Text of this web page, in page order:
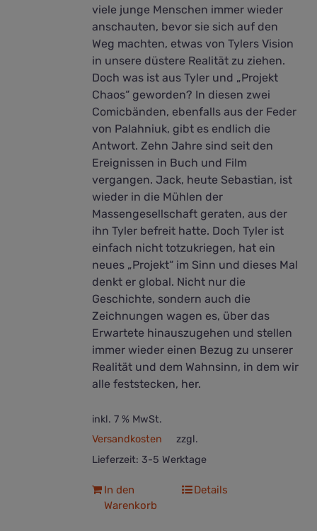
viele junge Menschen immer wieder
anschauten, bevor sie sich auf den
Weg machten, etwas von Tylers Vision
in unsere düstere Realität zu ziehen.
Doch was ist aus Tyler und „Projekt
Chaos“ geworden? In diesen zwei
Comicbänden, ebenfalls aus der Feder
von Palahniuk, gibt es endlich die
Antwort. Zehn Jahre sind seit den
Ereignissen in Buch und Film
vergangen. Jack, heute Sebastian, ist
wieder in die Mühlen der
Massengesellschaft geraten, aus der
ihn Tyler befreit hatte. Doch Tyler ist
einfach nicht totzukriegen, hat ein
neues „Projekt“ im Sinn und dieses Mal
denkt er global. Nicht nur die
Geschichte, sondern auch die
Zeichnungen wagen es, über das
Erwartete hinauszugehen und stellen
immer wieder einen Bezug zu unserer
Realität und dem Wahnsinn, in dem wir
alle feststecken, her.
inkl. 7 % MwSt.
zzgl.
Versandkosten
Lieferzeit: 3-5 Werktage
In den
Warenkorb
Details